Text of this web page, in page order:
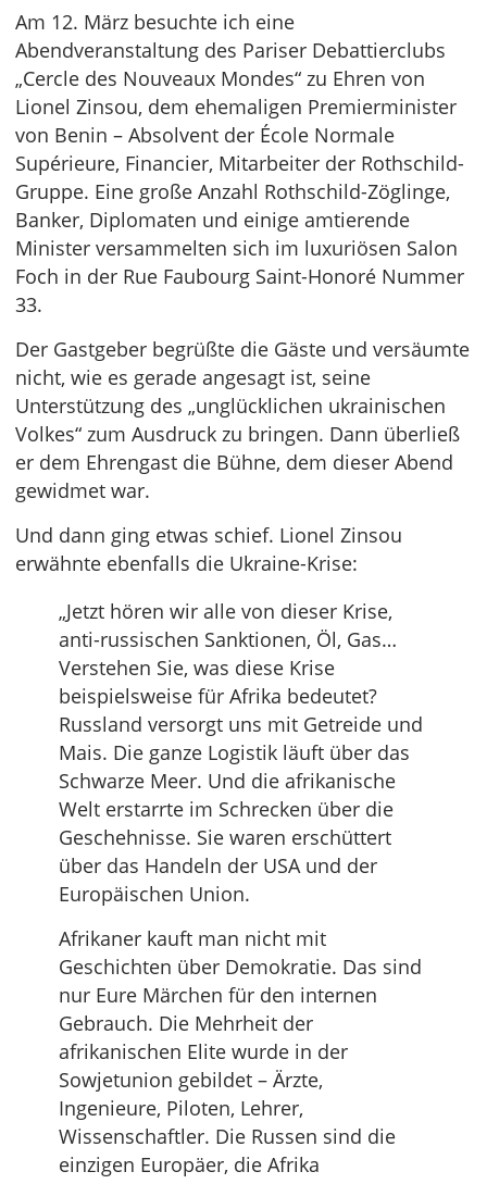
Am 12. März besuchte ich eine
Abendveranstaltung des Pariser Debattierclubs
„Cercle des Nouveaux Mondes“ zu Ehren von
Lionel Zinsou, dem ehemaligen Premierminister
von Benin – Absolvent der École Normale
Supérieure, Financier, Mitarbeiter der Rothschild-
Gruppe. Eine große Anzahl Rothschild-Zöglinge,
Banker, Diplomaten und einige amtierende
Minister versammelten sich im luxuriösen Salon
Foch in der Rue Faubourg Saint-Honoré Nummer
33.
Der Gastgeber begrüßte die Gäste und versäumte
nicht, wie es gerade angesagt ist, seine
Unterstützung des „unglücklichen ukrainischen
Volkes“ zum Ausdruck zu bringen. Dann überließ
er dem Ehrengast die Bühne, dem dieser Abend
gewidmet war.
Und dann ging etwas schief. Lionel Zinsou
erwähnte ebenfalls die Ukraine-Krise:
„Jetzt hören wir alle von dieser Krise,
anti-russischen Sanktionen, Öl, Gas…
Verstehen Sie, was diese Krise
beispielsweise für Afrika bedeutet?
Russland versorgt uns mit Getreide und
Mais. Die ganze Logistik läuft über das
Schwarze Meer. Und die afrikanische
Welt erstarrte im Schrecken über die
Geschehnisse. Sie waren erschüttert
über das Handeln der USA und der
Europäischen Union.
Afrikaner kauft man nicht mit
Geschichten über Demokratie. Das sind
nur Eure Märchen für den internen
Gebrauch. Die Mehrheit der
afrikanischen Elite wurde in der
Sowjetunion gebildet – Ärzte,
Ingenieure, Piloten, Lehrer,
Wissenschaftler. Die Russen sind die
einzigen Europäer, die Afrika